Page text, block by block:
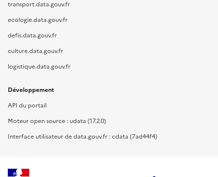
transport.data.gouv.fr
ecologie.data.gouv.fr
defis.data.gouv.fr
culture.data.gouv.fr
logistique.data.gouv.fr
Développement
API du portail
Moteur open source : udata (17.2.0)
Interface utilisateur de data.gouv.fr : cdata (7ad44f4)